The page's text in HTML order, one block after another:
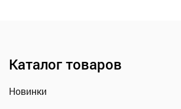
Каталог товаров
Новинки